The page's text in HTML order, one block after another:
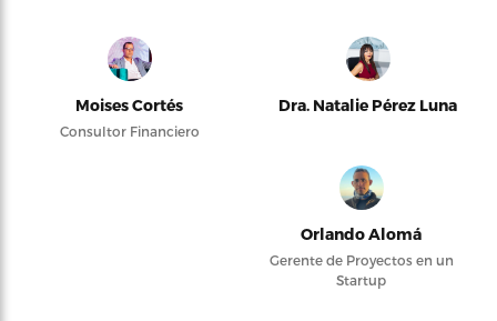
Moises Cortés
Consultor Financiero
Dra. Natalie Pérez Luna
Orlando Alomá
Gerente de Proyectos en un
Startup